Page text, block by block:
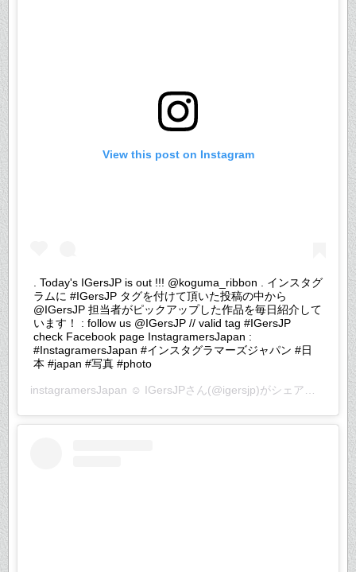
View this post on Instagram
. Today's IGersJP is out !!! @koguma_ribbon . インスタグ
ラムに #IGersJP タグを付けて頂いた投稿の中から
@IGersJP 担当者がピックアップした作品を毎日紹介して
います！ : follow us @IGersJP // valid tag #IGersJP
check Facebook page InstagramersJapan :
#InstagramersJapan #インスタグラマーズジャパン #日
本 #japan #写真 #photo
instagramersJapan ☺︎ IGersJPさん(@igersjp)がシェアした投稿 –